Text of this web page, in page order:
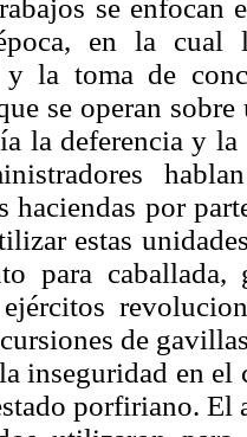
se enfocan
en la cual
y la toma de
se operan
la deferencia y
haciendas por
estas
para
de
inseguridad en
porfiriano. El